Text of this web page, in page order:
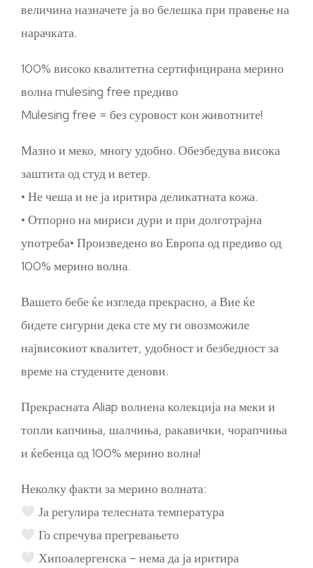
величина назначете ја во белешка при правење на
нарачката.
100% високо квалитетна сертифицирана мерино
волна mulesing free предиво
Mulesing free = без суровост кон животните!
Мазно и меко, многу удобно. Обезбедува висока
заштита од студ и ветер.
• Не чеша и не ја иритира деликатната кожа.
• Отпорно на мириси дури и при долготрајна
употреба• Произведено во Европа од предиво од
100% мерино волна.
Вашето бебе ќе изгледа прекрасно, а Вие ќе
бидете сигурни дека сте му ги овозможиле
највисокиот квалитет, удобност и безбедност за
време на студените денови.
Прекрасната Aliap волнена колекција на меки и
топли капчиња, шалчиња, ракавички, чорапчиња
и ќебенца од 100% мерино волна!
Неколку факти за мерино волната:
Ја регулира телесната температура
Го спречува прегревањето
Хипоалергенска – нема да ја иритира